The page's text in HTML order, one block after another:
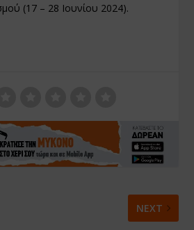
(17 – 28 Ιουνίου 2024).
NEXT